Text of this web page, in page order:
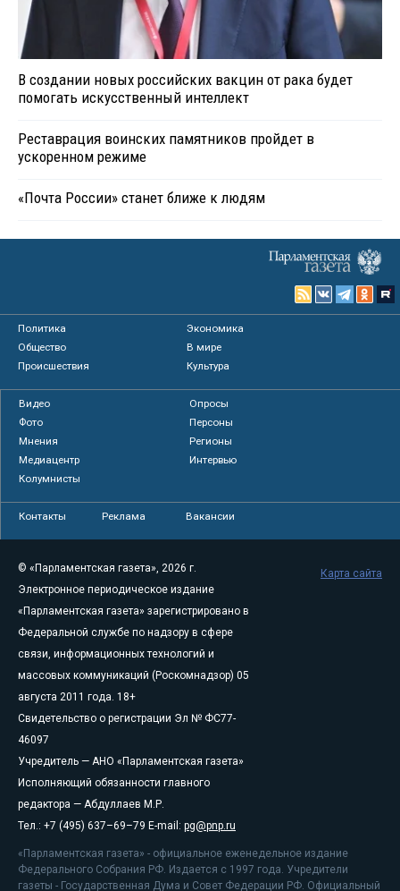
В создании новых российских вакцин от рака будет
помогать искусственный интеллект
Реставрация воинских памятников пройдет в
ускоренном режиме
«Почта России» станет ближе к людям
Политика
Экономика
Общество
В мире
Происшествия
Культура
Видео
Опросы
Фото
Персоны
Мнения
Регионы
Медиацентр
Интервью
Колумнисты
Контакты Реклама Вакансии
© «Парламентская газета», 2026 г.
Электронное периодическое издание
«Парламентская газета» зарегистрировано в
Федеральной службе по надзору в сфере
связи, информационных технологий и
массовых коммуникаций (Роскомнадзор) 05
августа 2011 года. 18+
Свидетельство о регистрации Эл № ФС77-
46097
Учредитель — АНО «Парламентская газета»
Исполняющий обязанности главного
редактора — Абдуллаев М.Р.
Тел.: +7 (495) 637–69–79 E-mail: pg@pnp.ru
«Парламентская газета» - официальное еженедельное издание
Федерального Собрания РФ. Издается с 1997 года. Учредители
газеты - Государственная Дума и Совет Федерации РФ. Официальный
Карта сайта